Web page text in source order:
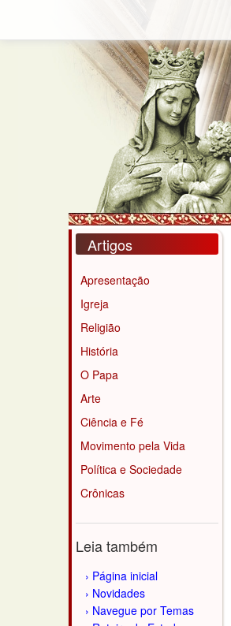
Artigos
Apresentação
Igreja
Religião
História
O Papa
Arte
Ciência e Fé
Movimento pela Vida
Política e Sociedade
Crônicas
Leia também
Página inicial
Novidades
Navegue por Temas